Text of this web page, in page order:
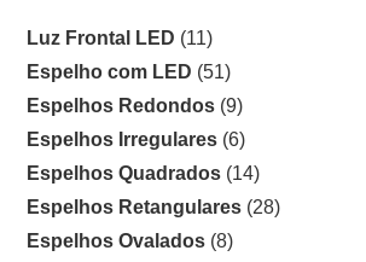
Luz Frontal LED (11)
Espelho com LED (51)
Espelhos Redondos (9)
Espelhos Irregulares (6)
Espelhos Quadrados (14)
Espelhos Retangulares (28)
Espelhos Ovalados (8)